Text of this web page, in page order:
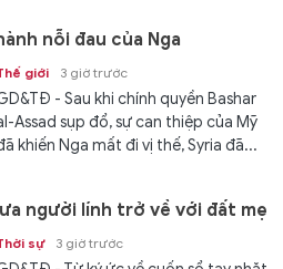
nỗi đau của Nga
giới 3 giờ trước
- Sau khi chính quyền Bashar
Assad sụp đổ, sự can thiệp của Mỹ
khiến Nga mất đi vị thế, Syria đã...
người lính trở về với đất mẹ
sự 3 giờ trước